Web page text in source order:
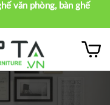
văn phòng, bàn ghế